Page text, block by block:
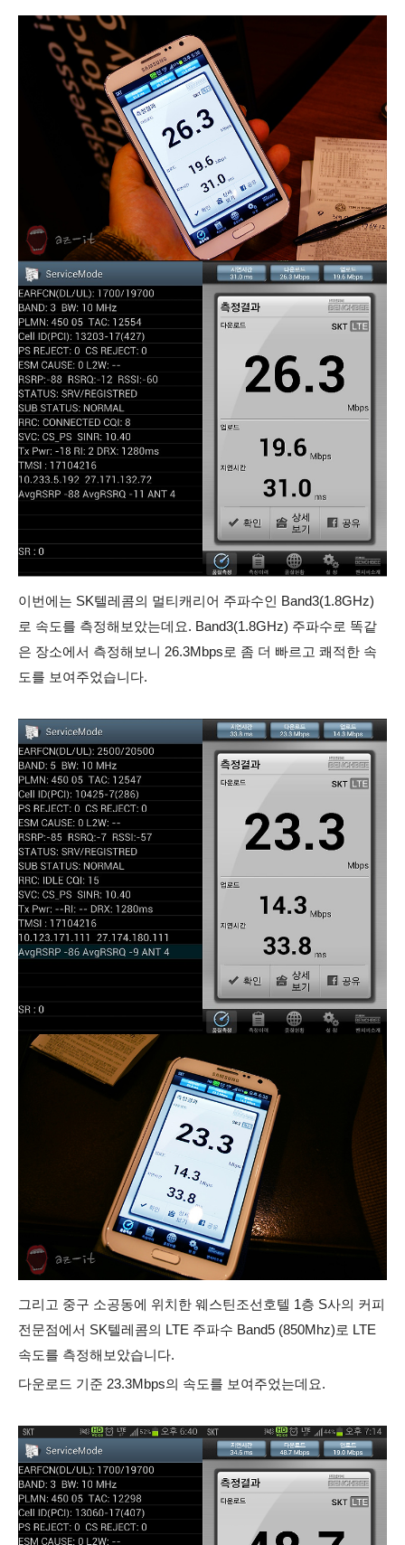
이번에는 SK텔레콤의 멀티캐리어 주파수인 Band3(1.8GHz)
로 속도를 측정해보았는데요. Band3(1.8GHz) 주파수로 똑같
은 장소에서 측정해보니 26.3Mbps로 좀 더 빠르고 쾌적한 속
도를 보여주었습니다.
그리고 중구 소공동에 위치한 웨스틴조선호텔 1층 S사의 커피
전문점에서 SK텔레콤의 LTE 주파수 Band5 (850Mhz)로 LTE
속도를 측정해보았습니다.
다운로드 기준 23.3Mbps의 속도를 보여주었는데요.